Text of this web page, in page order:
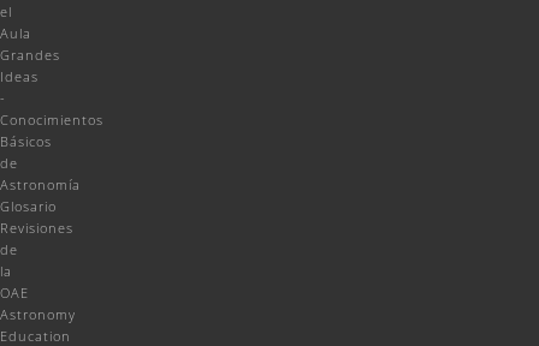
el
Aula
Grandes
Ideas
-
Conocimientos
Básicos
de
Astronomía
Glosario
Revisiones
de
la
OAE
Astronomy
Education